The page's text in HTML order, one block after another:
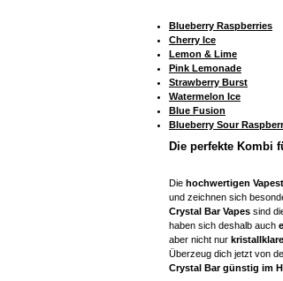
Blueberry Raspberries
Cherry Ice
Lemon & Lime
Pink Lemonade
Strawberry Burst
Watermelon Ice
Blue Fusion
Blueberry Sour
Die perfekte Kombi
Die hochwertigen
und zeichnen sich
Crystal Bar Vapes sind
haben sich deshalb auch
aber nicht nur
Überzeug dich jetzt von
Crystal Bar günstig im